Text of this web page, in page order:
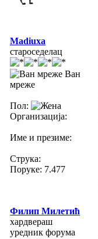
Madiuxa
староседелац
Ван
мреже
Пол:
Организација:
Име и презиме:
Струка:
Поруке: 7.477
Филип Милетић
хардвераш
уредник форума